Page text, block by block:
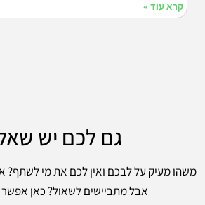
קרא עוד »
גם לכם יש
משהו מעיק על לבכם ואין לכם את מי לשתף?
אבל מתביישים לשאול? כאן